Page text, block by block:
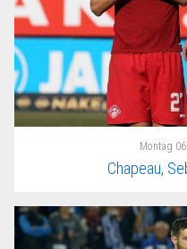
Montag
Chapeau,